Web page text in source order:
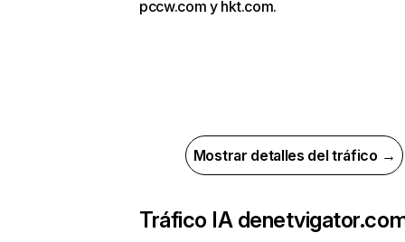
pccw.com y hkt.com.
Mostrar detalles del tráfico →
Tráfico IA de